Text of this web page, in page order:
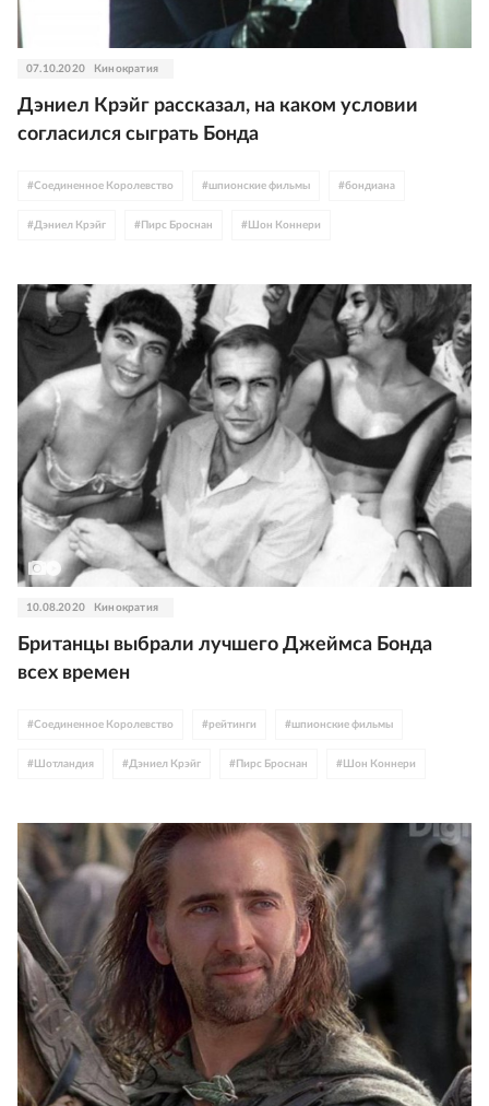
07.10.2020 Кинократия
Дэниел Крэйг рассказал, на каком условии
согласился сыграть Бонда
#Соединенное Королевство #шпионские фильмы #бондиана
# Дэниел Крэйг # Пирс Броснан # Шон Коннери
10.08.2020 Кинократия
Британцы выбрали лучшего Джеймса Бонда
всех времен
#Соединенное Королевство #рейтинги #шпионские фильмы
# Шотландия # Дэниел Крэйг # Пирс Броснан # Шон Коннери